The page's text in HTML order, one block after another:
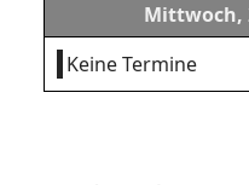
Mittwoch,
Keine Termine